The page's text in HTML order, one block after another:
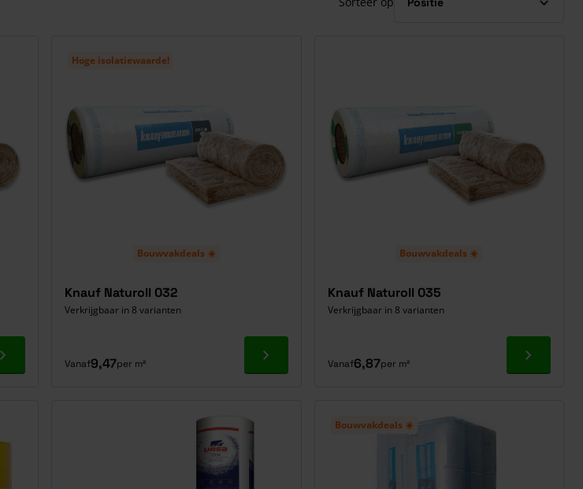
Ga naar product
Bouwvakdeals ☀️
Hoge isolatiewaarde!
Knauf Naturoll 032
Verkrijgbaar in 8 varianten
Vanaf9,47per m² Ga naar product
Bouwvakdeals ☀️
Knauf Naturoll 035
Verkrijgbaar in 8 varianten
Vanaf6,87per m² Ga naar
Bouwvakdeals ☀️